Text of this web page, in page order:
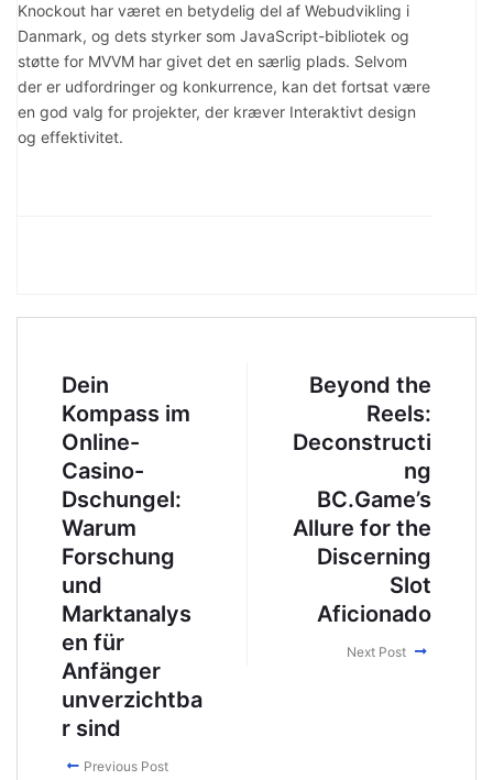
Knockout har været en betydelig del af Webudvikling i
Danmark, og dets styrker som JavaScript-bibliotek og
støtte for MVVM har givet det en særlig plads. Selvom
der er udfordringer og konkurrence, kan det fortsat være
en god valg for projekter, der kræver Interaktivt design
og effektivitet.
Dein
Kompass im
Online-
Casino-
Dschungel:
Warum
Forschung
und
Marktanalys
en für
Anfänger
unverzichtba
r sind
Previous Post
Beyond the
Reels:
Deconstructi
ng
BC.Game’s
Allure for the
Discerning
Slot
Aficionado
Next Post